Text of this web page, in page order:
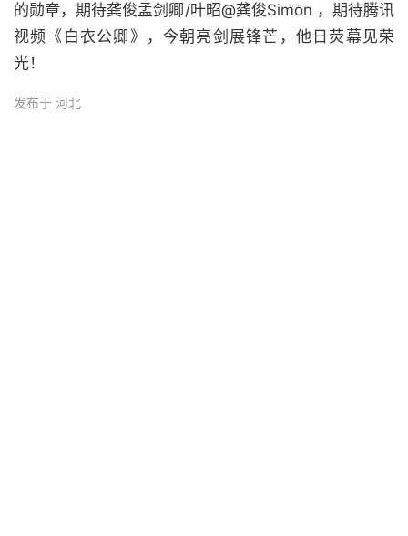
的勋章，期待龚俊孟剑卿/叶昭@龚俊Simon ，期待腾讯
视频《白衣公卿》，今朝亮剑展锋芒，他日荧幕见荣
光！ ​
发布于 河北